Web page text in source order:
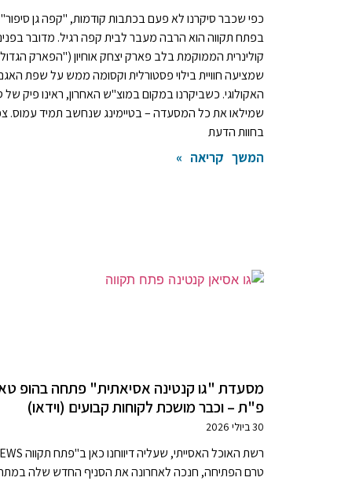
כפי שכבר סיקרנו לא פעם בכתבות קודמות, "קפה גן סיפור"
בפתח תקווה הוא הרבה מעבר לבית קפה רגיל. מדובר
קולינרית הממוקמת בלב פארק יצחק אוחיון ("הפארק
שמציעה חוויית בילוי פסטורלית וקסומה ממש על שפת
האקולוגי. כשביקרנו במקום במוצ"ש האחרון, ראינו פיק של
שמילאו את כל המסעדה – בטיימינג שנחשב תמיד עמוס.
בחוות הדעת
המשך קריאה »
מסעדת "גו קנטינה אסיאתית" פתחה בהופ
פ"ת – וכבר מושכת לקוחות קבועים (וידאו)
30 ביולי 2026
טרם הפתיחה, חנכה לאחרונה את הסניף החדש שלה